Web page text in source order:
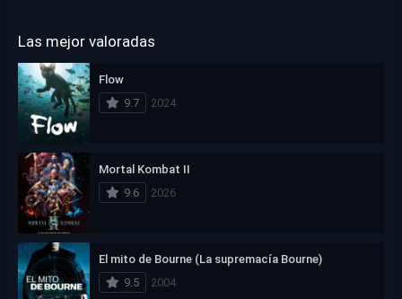
Las mejor valoradas
Flow
9.7
2024
Mortal Kombat II
9.6
2026
El mito de Bourne (La supremacía Bourne)
9.5
2004